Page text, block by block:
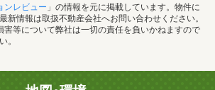
ンレビュー 」の情報を元に掲載しています。物件に
新情報は取扱不動産会社へお問い合わせください。
害等について弊社は一切の責任を負いかねますので
。